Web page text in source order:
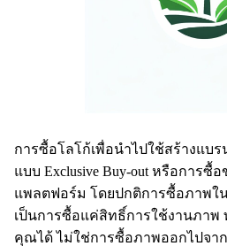
การซื้อโลโก้เพื่อนำไปใช้สร้างแบร
แบบ Exclusive Buy-out หรือการ
แพลตฟอร์ม โดยปกติการซื้อภาพใน
เป็นการซื้อแค่สิทธิ์การใช้งานภา
คุณได้ ไม่ใช่การซื้อภาพออกไปจา